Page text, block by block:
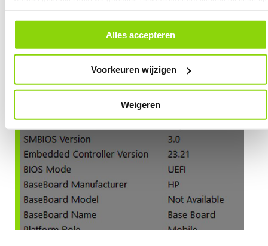
alle cookies. Je kunt je gegeven toestemming altijd intrekken, dit doe je
door in de footer van onze website te klikken op ‘Cookievoorkeuren’
Alles accepteren
Voorkeuren wijzigen
Weigeren